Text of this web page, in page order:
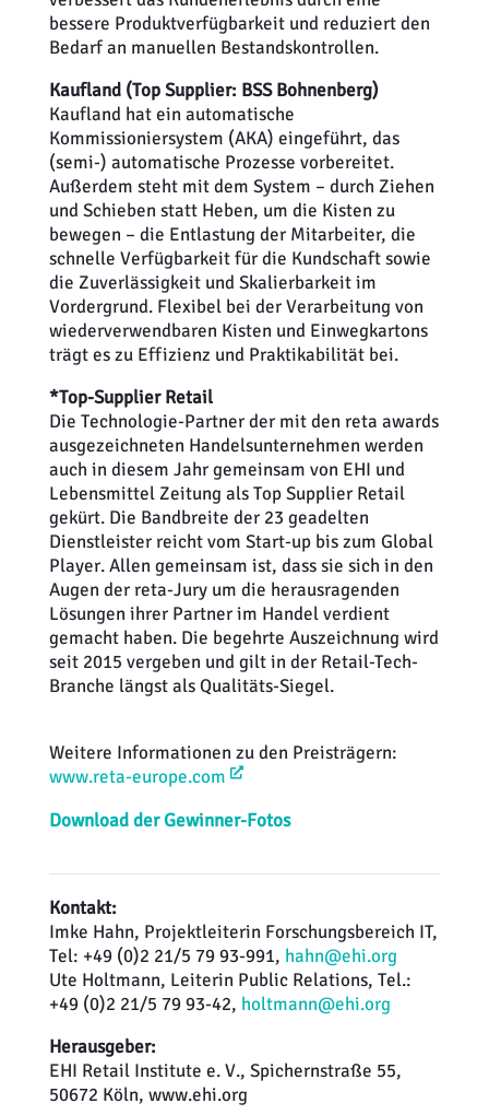
bessere Produktverfügbarkeit und reduziert den
Bedarf an manuellen Bestandskontrollen.
Kaufland (Top Supplier: BSS Bohnenberg)
Kaufland hat ein automatische
Kommissioniersystem (AKA) eingeführt, das
(semi-) automatische Prozesse vorbereitet.
Außerdem steht mit dem System – durch Ziehen
und Schieben statt Heben, um die Kisten zu
bewegen – die Entlastung der Mitarbeiter, die
schnelle Verfügbarkeit für die Kundschaft sowie
die Zuverlässigkeit und Skalierbarkeit im
Vordergrund. Flexibel bei der Verarbeitung von
wiederverwendbaren Kisten und Einwegkartons
trägt es zu Effizienz und Praktikabilität bei.
*Top-Supplier Retail
Die Technologie-Partner der mit den reta awards
ausgezeichneten Handelsunternehmen werden
auch in diesem Jahr gemeinsam von EHI und
Lebensmittel Zeitung als Top Supplier Retail
gekürt. Die Bandbreite der 23 geadelten
Dienstleister reicht vom Start-up bis zum Global
Player. Allen gemeinsam ist, dass sie sich in den
Augen der reta-Jury um die herausragenden
Lösungen ihrer Partner im Handel verdient
gemacht haben. Die begehrte Auszeichnung wird
seit 2015 vergeben und gilt in der Retail-Tech-
Branche längst als Qualitäts-Siegel.
Weitere Informationen zu den Preisträgern:
www.reta-europe.com
Download der Gewinner-Fotos
Kontakt:
Imke Hahn, Projektleiterin Forschungsbereich IT,
Tel: +49 (0)2 21/5 79 93-991, hahn@ehi.org
Ute Holtmann, Leiterin Public Relations, Tel.:
+49 (0)2 21/5 79 93-42, holtmann@ehi.org
Herausgeber:
EHI Retail Institute e. V., Spichernstraße 55,
50672 Köln, www.ehi.org